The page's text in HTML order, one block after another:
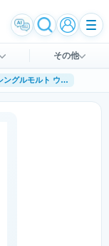
その他
サントリー シングルモルト ウイスキー 山崎12年 ミニチュア瓶 43度 50ml